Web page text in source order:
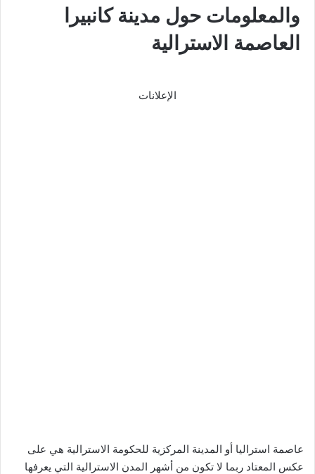
والمعلومات حول مدينة كانبيرا
العاصمة الاسترالية
الإعلانات
عاصمة استراليا أو المدينة المركزية للحكومة الاسترالية هي على
عكس المعتاد ربما لا تكون من أشهر المدن الاسترالية التي يعرفها